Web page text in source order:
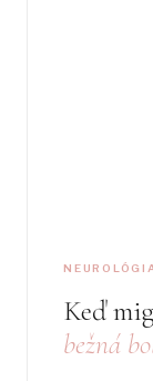
Keď
bežná